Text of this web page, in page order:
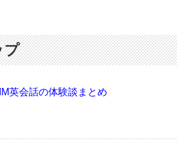
プ
英会話の体験談まとめ